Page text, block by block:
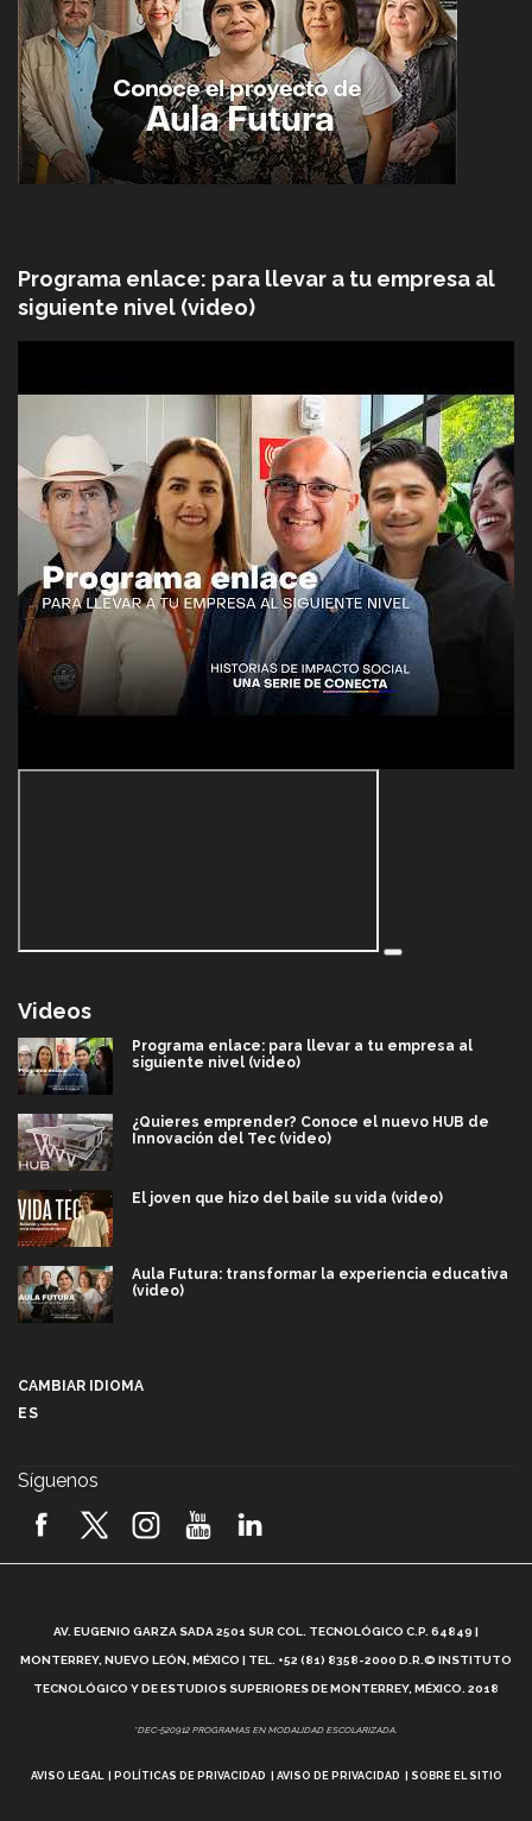
Programa enlace: para llevar a tu empresa al
siguiente nivel (video)
Videos
Programa enlace: para llevar a tu empresa al
siguiente nivel (video)
¿Quieres emprender? Conoce el nuevo HUB de
Innovación del Tec (video)
El joven que hizo del baile su vida (video)
Aula Futura: transformar la experiencia educativa
(video)
2026! (video)
¿Cómo es el Modelo Educativo Tec? (video)
Vida Tec: Feminismo e Inteligencia Artificial, Paola
CAMBIAR IDIOMA
ES
Síguenos
AV. EUGENIO GARZA SADA 2501 SUR COL. TECNOLÓGICO C.P. 64849 |
MONTERREY, NUEVO LEÓN, MÉXICO | TEL. +52 (81) 8358-2000 D.R.© INSTITUTO
TECNOLÓGICO Y DE ESTUDIOS SUPERIORES DE MONTERREY, MÉXICO. 2018
*DEC-520912 PROGRAMAS EN MODALIDAD ESCOLARIZADA.
AVISO LEGAL POLÍTICAS DE PRIVACIDAD AVISO DE PRIVACIDAD SOBRE EL SITIO